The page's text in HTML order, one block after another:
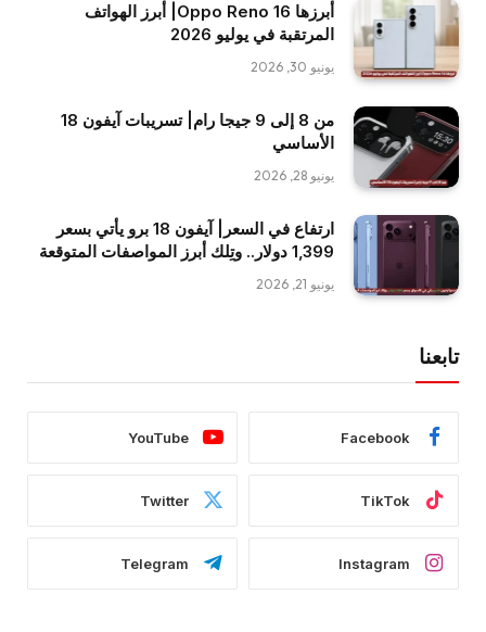
أبرزها Oppo Reno 16| أبرز الهواتف
المرتقبة في يوليو 2026
يونيو 30, 2026
من 8 إلى 9 جيجا رام| تسريبات آيفون 18
الأساسي
يونيو 28, 2026
ارتفاع في السعر| آيفون 18 برو يأتي بسعر
1,399 دولار.. وتِلك أبرز المواصفات المتوقعة
يونيو 21, 2026
تابعنا
Facebook
YouTube
TikTok
Twitter
Instagram
Telegram